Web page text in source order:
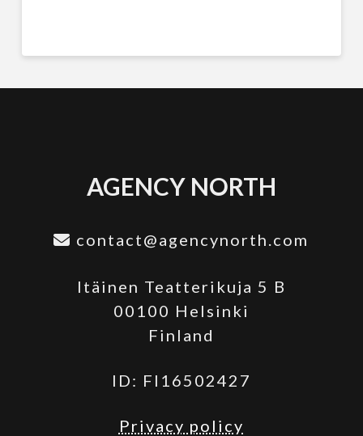
AGENCY NORTH
contact@agencynorth.com
Itäinen Teatterikuja 5 B
00100 Helsinki
Finland
ID: FI16502427
Privacy policy